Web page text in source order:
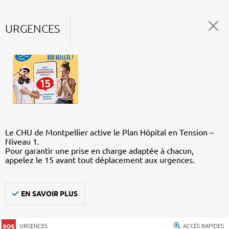
URGENCES
Le CHU de Montpellier active le Plan Hôpital en Tension –
Niveau 1.
Pour garantir une prise en charge adaptée à chacun,
appelez le 15 avant tout déplacement aux urgences.
EN SAVOIR PLUS
URGENCES ACCÈS RAPIDES